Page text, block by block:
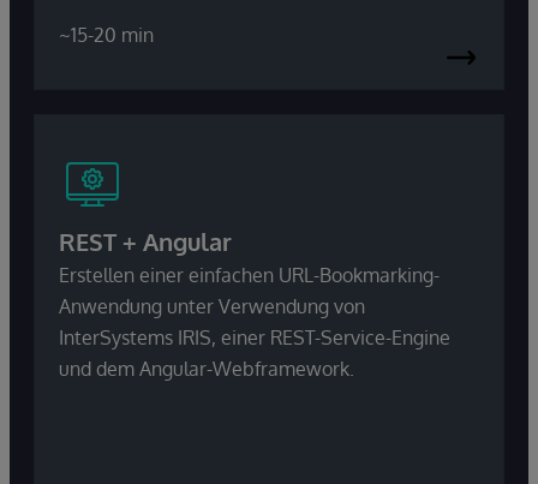
~15-20 min
REST + Angular
Erstellen einer einfachen URL-Bookmarking-
Anwendung unter Verwendung von
InterSystems IRIS, einer REST-Service-Engine
und dem Angular-Webframework.